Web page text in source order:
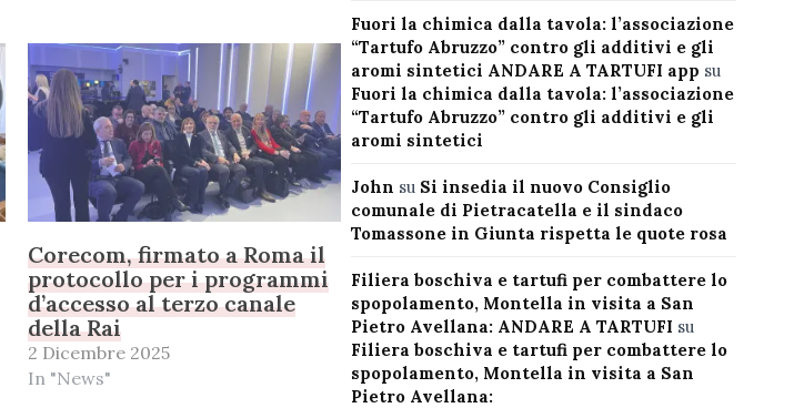
Corecom, firmato a Roma il
protocollo per i programmi
d’accesso al terzo canale
della Rai
2 Dicembre 2025
In "News"
Fuori la chimica dalla tavola: l’associazione
“Tartufo Abruzzo” contro gli additivi e gli
aromi sintetici ANDARE A TARTUFI app su
Fuori la chimica dalla tavola: l’associazione
“Tartufo Abruzzo” contro gli additivi e gli
aromi sintetici
John su Si insedia il nuovo Consiglio
comunale di Pietracatella e il sindaco
Tomassone in Giunta rispetta le quote rosa
Filiera boschiva e tartufi per combattere lo
spopolamento, Montella in visita a San
Pietro Avellana: ANDARE A TARTUFI su
Filiera boschiva e tartufi per combattere lo
spopolamento, Montella in visita a San
Pietro Avellana: